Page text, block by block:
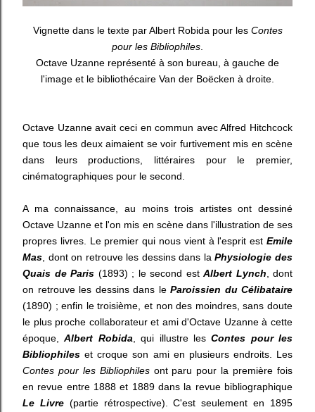
Vignette dans le texte par Albert Robida pour les Contes
pour les Bibliophiles
Octave Uzanne représenté à son bureau, à gauche de
l'image et le bibliothécaire Van der Boëcken à droite.
Octave Uzanne avait ceci en commun avec Alfred Hitchcock
que tous les deux aimaient se voir furtivement mis en scène
dans leurs productions, littéraires pour le premier,
cinématographiques pour le second.
A ma connaissance, au moins trois artistes ont dessiné
Octave Uzanne et l'on mis en scène dans l'illustration de ses
propres livres. Le premier qui nous vient à l'esprit est Emile
Mas , dont on retrouve les dessins dans laPhysiologie des
Quais de Paris (1893) ; le second est Albert Lynch , dont
on retrouve les dessins dans le Paroissien du Célibataire
(1890) ; enfin le troisième, et non des moindres, sans doute
le plus proche collaborateur et ami d'Octave Uzanne à cette
époque,Albert Robida , qui illustre lesContes pour les
Bibliophiles et croque son ami en plusieurs endroits. Les
Contes pour les Bibliophilesont paru pour la première fois
en revue entre 1888 et 1889 dans la revue bibliographique
Le Livre(partie rétrospective). C'est seulement en 1895